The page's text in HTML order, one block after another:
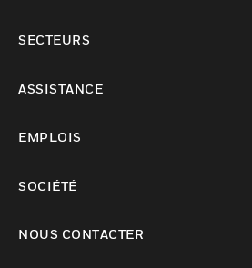
SECTEURS
ASSISTANCE
EMPLOIS
SOCIÉTÉ
NOUS CONTACTER